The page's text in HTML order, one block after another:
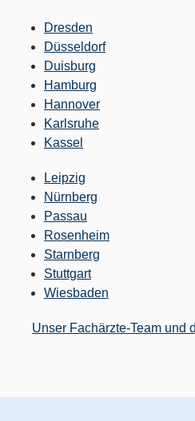
Dresden
Düsseldorf
Duisburg
Hamburg
Hannover
Karlsruhe
Kassel
Leipzig
Nürnberg
Passau
Rosenheim
Starnberg
Stuttgart
Wiesbaden
Unser Fachärzte-Team und